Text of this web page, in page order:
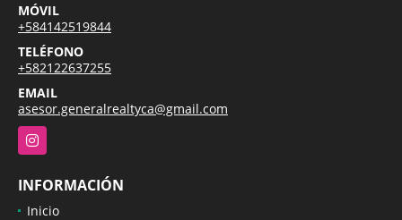
MÓVIL
+584142519844
TELÉFONO
+582122637255
EMAIL
asesor.generalrealtyca@gmail.com
Instagram
INFORMACIÓN
Inicio